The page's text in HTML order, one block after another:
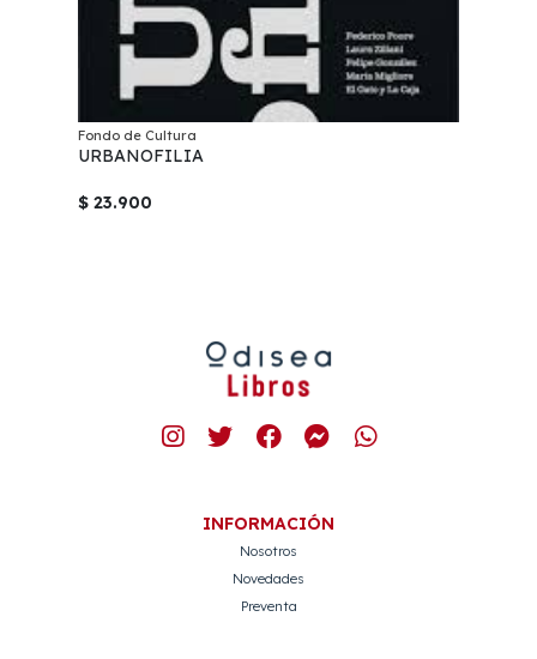
Fondo de Cultura
URBANOFILIA
$ 23.900
INFORMACIÓN
Nosotros
Novedades
Preventa